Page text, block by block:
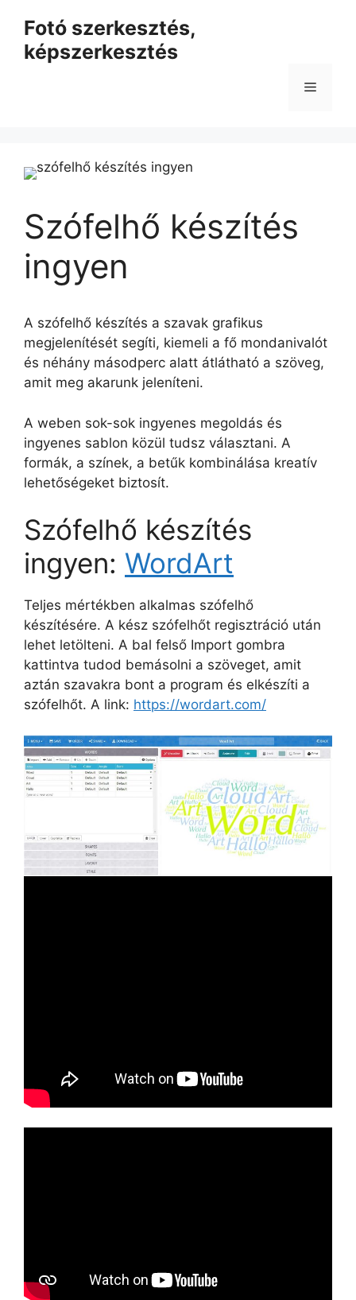
tartalomba
Fotó szerkesztés,
képszerkesztés
Menü
Szófelhő készítés
ingyen
A szófelhő készítés a szavak grafikus
megjelenítését segíti, kiemeli a fő mondanivalót
és néhány másodperc alatt átlátható a szöveg,
amit meg akarunk jeleníteni.
A weben sok-sok ingyenes megoldás és
ingyenes sablon közül tudsz választani. A
formák, a színek, a betűk kombinálása kreatív
lehetőségeket biztosít.
Szófelhő készítés
ingyen: WordArt
Teljes mértékben alkalmas szófelhő
készítésére. A kész szófelhőt regisztráció után
lehet letölteni. A bal felső Import gombra
kattintva tudod bemásolni a szöveget, amit
aztán szavakra bont a program és elkészíti a
szófelhőt. A link: https://wordart.com/